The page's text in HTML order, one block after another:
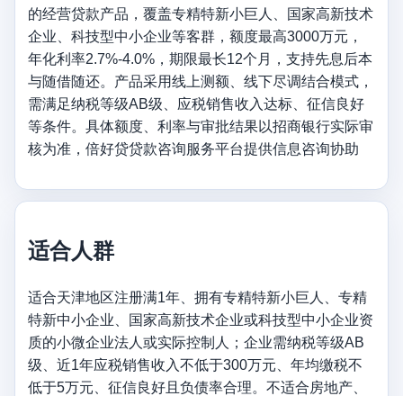
的经营贷款产品，覆盖专精特新小巨人、国家高新技术
企业、科技型中小企业等客群，额度最高3000万元，
年化利率2.7%-4.0%，期限最长12个月，支持先息后本
与随借随还。产品采用线上测额、线下尽调结合模式，
需满足纳税等级AB级、应税销售收入达标、征信良好
等条件。具体额度、利率与审批结果以招商银行实际审
核为准，倍好贷贷款咨询服务平台提供信息咨询协助
适合人群
适合天津地区注册满1年、拥有专精特新小巨人、专精
特新中小企业、国家高新技术企业或科技型中小企业资
质的小微企业法人或实际控制人；企业需纳税等级AB
级、近1年应税销售收入不低于300万元、年均缴税不
低于5万元、征信良好且负债率合理。不适合房地产、